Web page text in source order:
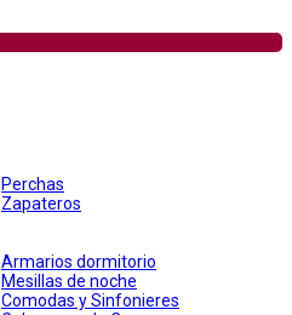
Perchas
Zapateros
Armarios dormitorio
Mesillas de noche
Comodas y Sinfonieres